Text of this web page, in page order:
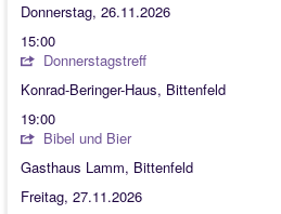
Donnerstag, 26.11.2026
15:00
Donnerstagstreff
Konrad-Beringer-Haus, Bittenfeld
19:00
Bibel und Bier
Gasthaus Lamm, Bittenfeld
Freitag, 27.11.2026